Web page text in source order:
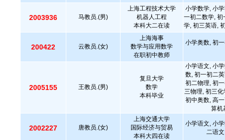
2003936 马教员.(男)
上海工程技术大学
机器人工程
本科大二在读
小学数学, 小
一初二数学, 初
学, 初三英语,
200422 云教员.(女)
上海海事
数学与应用数学
在职初中教师
小学奥数, 初
2005155 王教员.(男)
复旦大学
数学
本科毕业
小学语文, 小
数, 初一初二
初二物理, 初
三物理, 初三
初中奥数, 高
算机
2002227 唐教员.(女)
上海交通大学
国际经济与贸易
本科大四在读
小学语文, 小
二语